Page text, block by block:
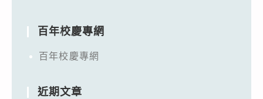
百年校慶專網
百年校慶專網
近期文章